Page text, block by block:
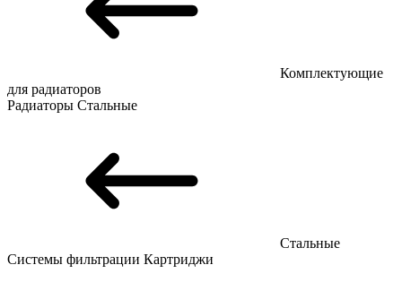
Комплектующие
для радиаторов
Радиаторы Стальные
Стальные
Системы фильтрации Картриджи